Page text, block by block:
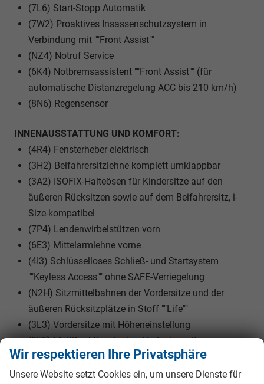
(7L6) Start-Stopp Automatik
(7W2) Proaktives Insassenschutzsystem in
Verbindung mit ""Front Assist""
(NZ4) Notruf Service
(6K4) Notbremsassistent ""Front Assist"" (für
automatische Distanzregelung ACC bis 210 km/h)
(8N6) Regensensor
INNENAUSSTATTUNG UND KOMFORT:
(4R4) Fensterheber elektrisch
(3H2) Beifahrersitzlehne komplett umklappbar
(3A2) ISOFIX-Halteösen für Kindersitze auf den
äußeren Rücksitzen sowie auf dem Beifahrersitz, i-
Size-kompatibel
(7P4) Lendenwirbelstützen vorn
(6E3) Mittelarmlehne vorne
(4I3) Schlüsselloses Schließ- und Startsystem
""Keyless Access"" ohne SAFE-Verriegelung
(N2H) Sitzmittelbahnen der Vordersitze und der
äußeren Rücksitzplätze in Stoff ""Life""
(3L3) Vordersitze mit Höheneinstellung
(2FE) Multifunktionslenkrad in Leder, mit
Schaltwippen
Wir respektieren Ihre Privatsphäre
Unsere Website setzt Cookies ein, um unsere Dienste für